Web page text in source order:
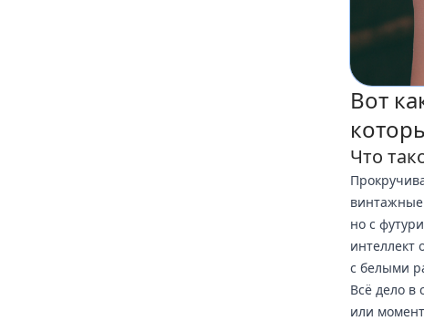
Вот
Что
винтажные
но с
интеллект
с белыми
Всё дело в
или